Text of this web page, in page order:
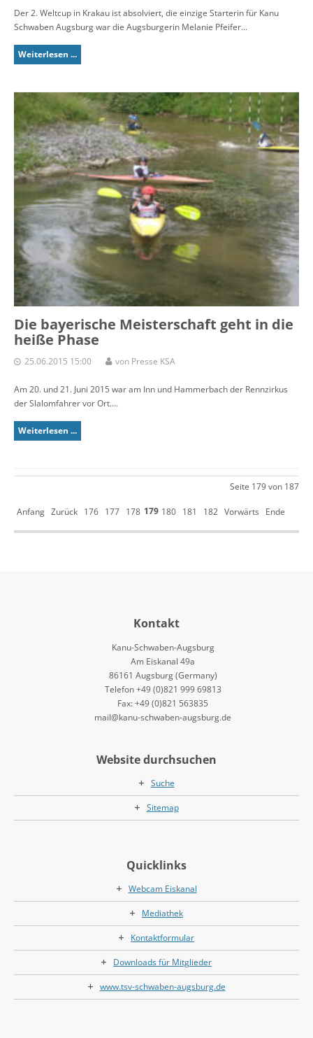
Der 2. Weltcup in Krakau ist absolviert, die einzige Starterin für Kanu
Schwaben Augsburg war die Augsburgerin Melanie Pfeifer...
Weiterlesen ...
Die bayerische Meisterschaft geht in die
heiße Phase
25.06.2015 15:00 von Presse KSA
Am 20. und 21. Juni 2015 war am Inn und Hammerbach der Rennzirkus
der Slalomfahrer vor Ort....
Weiterlesen ...
Seite 179 von 187
Anfang Zurück 176 177 178 179 180 181 182 Vorwärts Ende
Kontakt
Kanu-Schwaben-Augsburg
Am Eiskanal 49a
86161 Augsburg (Germany)
Telefon +49 (0)821 999 69813
Fax: +49 (0)821 563835
mail@kanu-schwaben-augsburg.de
Website durchsuchen
Suche
Sitemap
Quicklinks
Webcam Eiskanal
Mediathek
Kontaktformular
Downloads für Mitglieder
www.tsv-schwaben-augsburg.de